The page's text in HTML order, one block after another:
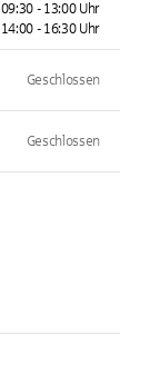
09:30 - 13:00 Uhr
14:00 - 16:30 Uhr
Geschlossen
Geschlossen